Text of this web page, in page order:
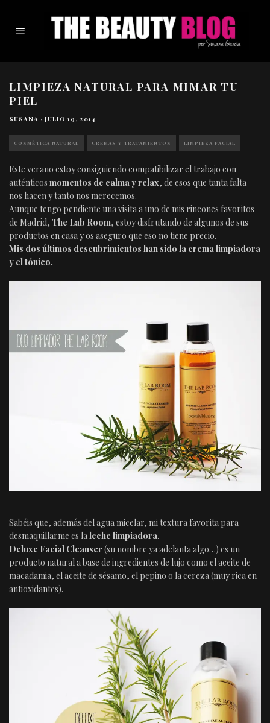
LIMPIEZA NATURAL PARA MIMAR TU
PIEL
SUSANA · JULIO 19, 2014
COSMÉTICA NATURAL CREMAS Y TRATAMIENTOS LIMPIEZA FACIAL
Este verano estoy consiguiendo compatibilizar el trabajo con
auténticos momentos de calma y relax, de esos que tanta falta
nos hacen y tanto nos merecemos.
Aunque tengo pendiente una visita a uno de mis rincones favoritos
de Madrid, The Lab Room, estoy disfrutando de algunos de sus
productos en casa y os aseguro que eso no tiene precio.
Mis dos últimos descubrimientos han sido la crema limpiadora
y el tónico.
Sabéis que, además del agua micelar, mi textura favorita para
desmaquillarme es laleche limpiadora.
Deluxe Facial Cleanser (su nombre ya adelanta algo…) es un
producto natural a base de ingredientes de lujo como el aceite de
macadamia, el aceite de sésamo, el pepino o la cereza (muy rica en
antioxidantes).